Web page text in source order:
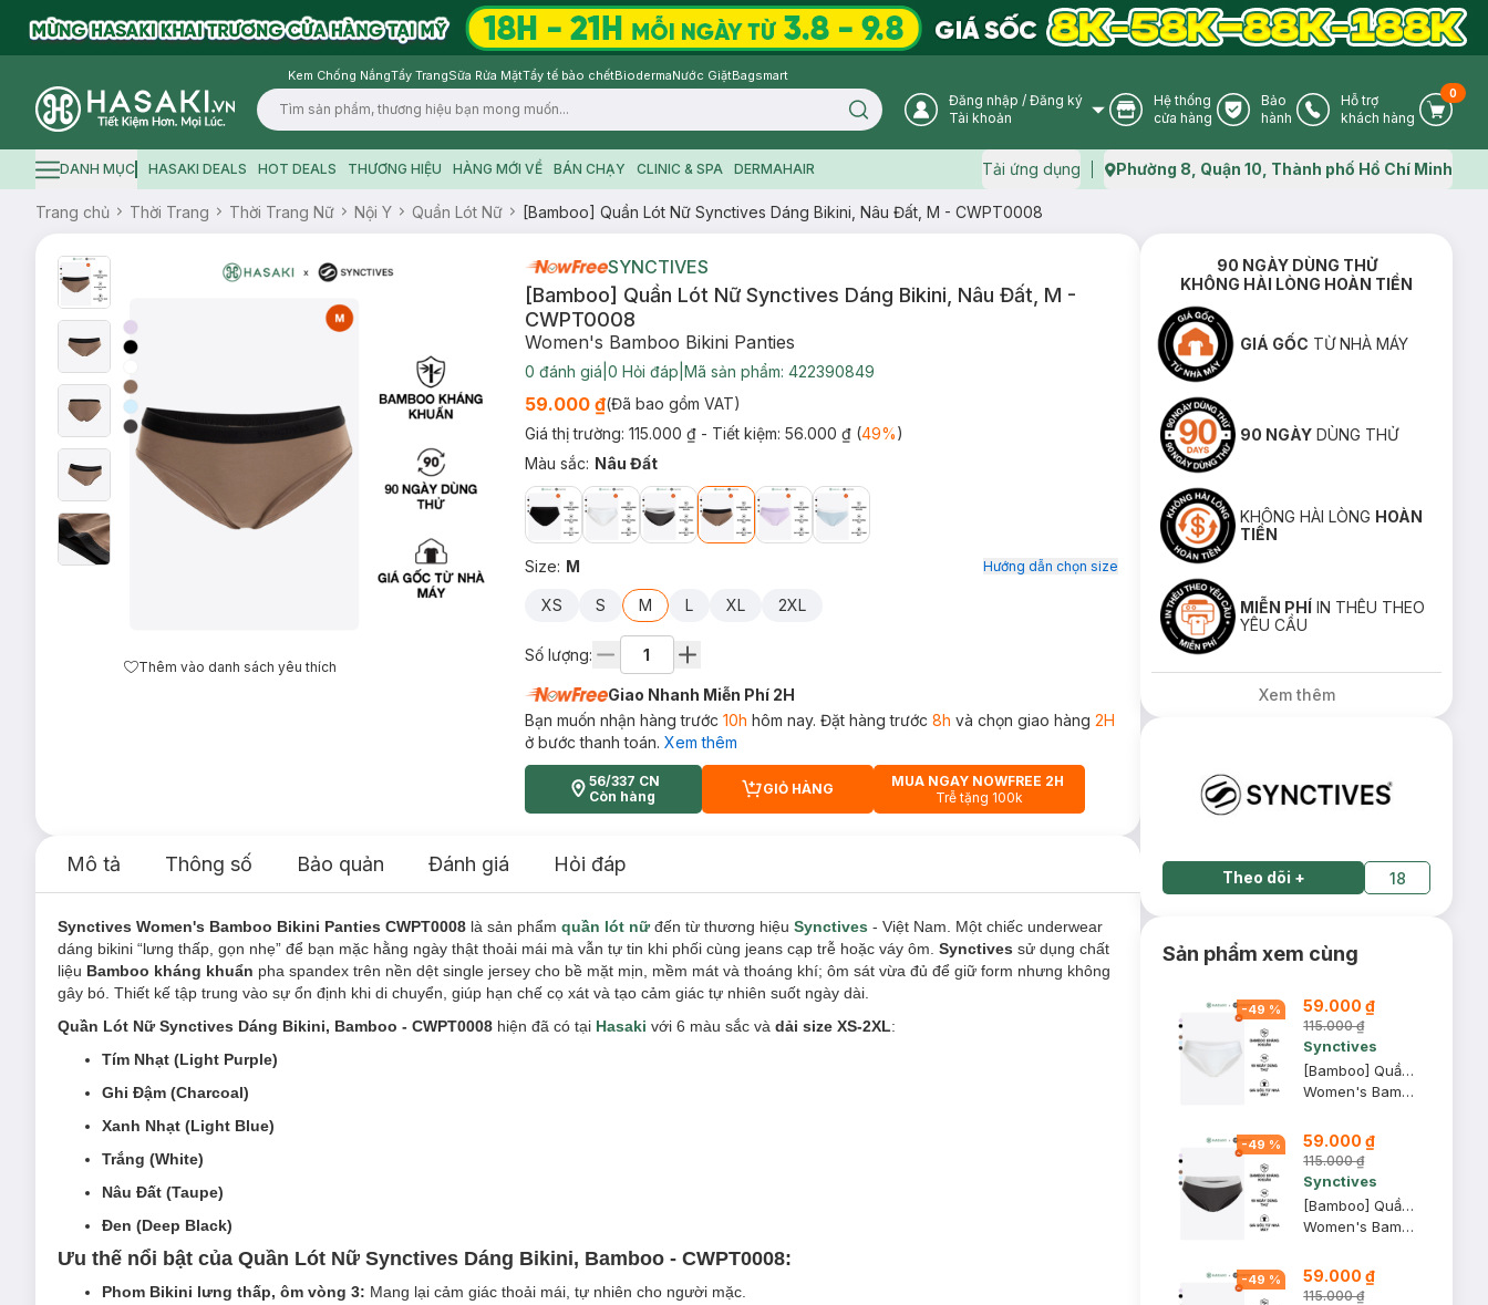
Kem Chống NắngTẩy TrangSữa Rửa MặtTẩy tế bào chếtBiodermaNước GiặtBagsmart
Logo
Search icon User Icon
Đăng nhập / Đăng ký
Tài khoản
Store Icon
Hệ thống
cửa hàng
Warranty Icon
Bảo
hành
Phone Icon
Hỗ trợ
khách hàng
Cart
0
Hamburger icon
DANH MỤC HASAKI DEALS HOT DEALS THƯƠNG HIỆU HÀNG MỚI VỀ BÁN CHẠY CLINIC & SPA DERMAHAIR Tải ứng dụng Map icon
Phường 8, Quận 10, Thành phố Hồ Chí Minh
Trang chủ Thời Trang Thời Trang Nữ Nội Y Quần Lót Nữ [Bamboo] Quần Lót Nữ Synctives Dáng Bikini, Nâu Đất, M - CWPT0008
Thêm vào danh sách yêu thích
SYNCTIVES
[Bamboo] Quần Lót Nữ Synctives Dáng Bikini, Nâu Đất, M -
CWPT0008
Women's Bamboo Bikini Panties
0 đánh giá 0 Hỏi đáp Mã sản phẩm: 422390849
59.000 ₫(Đã bao gồm VAT)
Giá thị trường: 115.000 ₫ - Tiết kiệm: 56.000 ₫(49%)
Màu sắc: Nâu Đất
Size: M Hướng dẫn chọn size
XS S M L XL 2XL
Số lượng:
Giao Nhanh Miễn Phí 2H
Bạn muốn nhận hàng trước 10h hôm nay. Đặt hàng trước 8h và chọn giao hàng 2H
ở bước thanh toán. Xem thêm
56/337 CN
Còn hàng
CART PLUS ICON
GIỎ HÀNG
MUA NGAY NOWFREE 2H
Trễ tặng 100k
Mô tả Thông số Bảo quản Đánh giá Hỏi đáp
Synctives Women's Bamboo Bikini Panties CWPT0008 là sản phẩm quần lót nữđến từ thương hiệu Synctives - Việt Nam. Một chiếc underwear
dáng bikini “lưng thấp, gọn nhẹ” để bạn mặc hằng ngày thật thoải mái mà vẫn tự tin khi phối cùng jeans cạp trễ hoặc váy ôm. Synctives sử dụng chất
liệu Bamboo kháng khuẩn pha spandex trên nền dệt single jersey cho bề mặt mịn, mềm mát và thoáng khí; ôm sát vừa đủ để giữ form nhưng không
gây bó. Thiết kế tập trung vào sự ổn định khi di chuyển, giúp hạn chế cọ xát và tạo cảm giác tự nhiên suốt ngày dài.
Quần Lót Nữ Synctives Dáng Bikini, Bamboo - CWPT0008 hiện đã có tại Hasaki với 6 màu sắc và dải size XS-2XL:
Tím Nhạt (Light Purple)
Ghi Đậm (Charcoal)
Xanh Nhạt (Light Blue)
Trắng (White)
Nâu Đất (Taupe)
Đen (Deep Black)
Ưu thế nổi bật của Quần Lót Nữ Synctives Dáng Bikini, Bamboo - CWPT0008:
Phom Bikini lưng thấp, ôm vòng 3: Mang lại cảm giác thoải mái, tự nhiên cho người mặc.
90 NGÀY DÙNG THỬ
KHÔNG HÀI LÒNG HOÀN TIỀN
GIÁ GỐC TỪ NHÀ MÁY
90 NGÀY DÙNG THỬ
KHÔNG HÀI LÒNG HOÀN
TIỀN
MIỄN PHÍ IN THÊU THEO
YÊU CẦU
Xem thêm
Theo dõi + 18
Sản phẩm xem cùng
-49 % 59.000 ₫
115.000 ₫
Synctives
[Bamboo] Quần Lót Nữ Synctives Dáng Bikini, Trắng, XS - CWPT0008
Women's Bamboo Bikini Panties
-49 % 59.000 ₫
115.000 ₫
Synctives
[Bamboo] Quần Lót Nữ Synctives Dáng Bikini, Ghi Đậm, XL - CWPT0008
Women's Bamboo Bikini Panties
-49 % 59.000 ₫
115.000 ₫